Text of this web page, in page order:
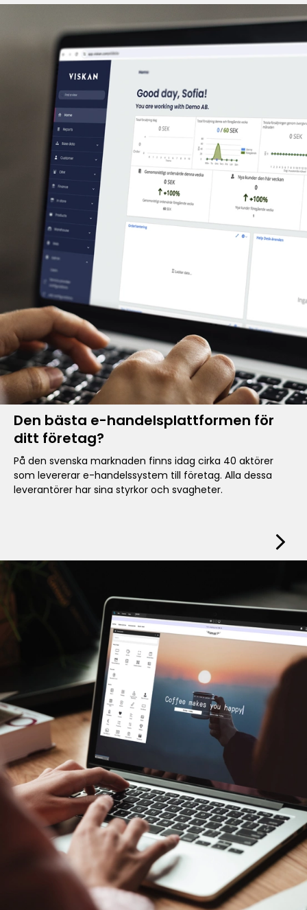
Den bästa e-handelsplattformen för
ditt företag?
På den svenska marknaden finns idag cirka 40 aktörer
som levererar e-handelssystem till företag. Alla dessa
leverantörer har sina styrkor och svagheter.